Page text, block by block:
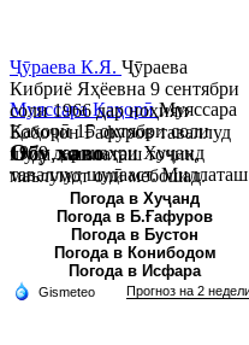
Муяссара ҚаҳорӣМуяссара
Қаҳорӣ 15 октябри соли
1979 дар шаҳри Хуҷанд
таваллуд шудааст. Миллаташ
тоҷик. Маълумот олӣ. Соли
2002 Донишгоҳи давлатии
Хуҷанд ба...
Ҷӯраева К.Я. Ҷӯраева
Кибриё Яҳёевна 9 сентябри
соли 1966 дар ноҳияи
Бобоҷон Ғафуров таваллуд
шуда, миллаташ тоҷик,
маълумот олӣ мебошад.
Соли 1997 Донишг...
Обу хаво
Погода в Хуҷанд
Погода в Б.Ғафуров
Погода в Бустон
Погода в Конибодом
Погода в Исфара